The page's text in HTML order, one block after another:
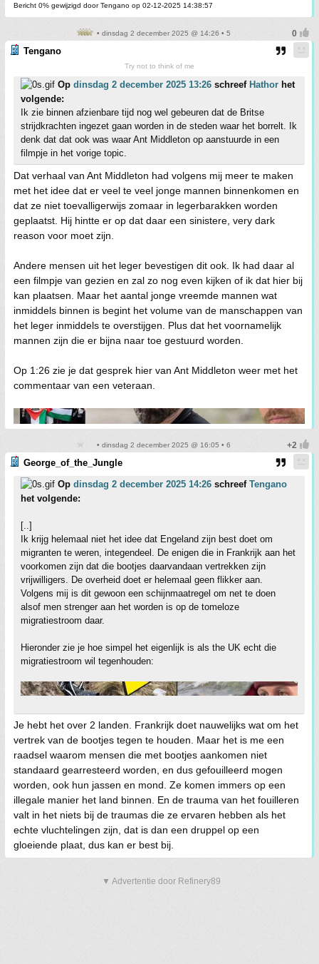
Bericht 0% gewijzigd door Tengano op 02-12-2025 14:38:57
• dinsdag 2 december 2025 @ 14:26 • 5
Tengano
Try not to think of me
Op dinsdag 2 december 2025 13:26 schreef Hathor het
volgende:
Ik zie binnen afzienbare tijd nog wel gebeuren dat de Britse
strijdkrachten ingezet gaan worden in de steden waar het borrelt. Ik
denk dat dat ook was waar Ant Middleton op aanstuurde in een
filmpje in het vorige topic.
Dat verhaal van Ant Middleton had volgens mij meer te maken
met het idee dat er veel te veel jonge mannen binnenkomen en
dat ze niet toevalligerwijs zomaar in legerbarakken worden
geplaatst. Hij hintte er op dat daar een sinistere, very dark
reason voor moet zijn.
Andere mensen uit het leger bevestigen dit ook. Ik had daar al
een filmpje van gezien en zal zo nog even kijken of ik dat hier bij
kan plaatsen. Maar het aantal jonge vreemde mannen wat
inmiddels binnen is begint het volume van de manschappen van
het leger inmiddels te overstijgen. Plus dat het voornamelijk
mannen zijn die er bijna naar toe gestuurd worden.
Op 1:26 zie je dat gesprek hier van Ant Middleton weer met het
commentaar van een veteraan.
• dinsdag 2 december 2025 @ 16:05 • 6
George_of_the_Jungle
Op dinsdag 2 december 2025 14:26 schreef Tengano
het volgende:
[..]
Ik krijg helemaal niet het idee dat Engeland zijn best doet om
migranten te weren, integendeel. De enigen die in Frankrijk aan het
voorkomen zijn dat die bootjes daarvandaan vertrekken zijn
vrijwilligers. De overheid doet er helemaal geen flikker aan.
Volgens mij is dit gewoon een schijnmaatregel om net te doen
alsof men strenger aan het worden is op de tomeloze
migratiestroom daar.
Hieronder zie je hoe simpel het eigenlijk is als the UK echt die
migratiestroom wil tegenhouden:
Je hebt het over 2 landen. Frankrijk doet nauwelijks wat om het
vertrek van de bootjes tegen te houden. Maar het is me een
raadsel waarom mensen die met bootjes aankomen niet
standaard gearresteerd worden, en dus gefouilleerd mogen
worden, ook hun jassen en mond. Ze komen immers op een
illegale manier het land binnen. En de trauma van het fouilleren
valt in het niets bij de traumas die ze ervaren hebben als het
echte vluchtelingen zijn, dat is dan een druppel op een
gloeiende plaat, dus kan er best bij.
▼ Advertentie door Refinery89